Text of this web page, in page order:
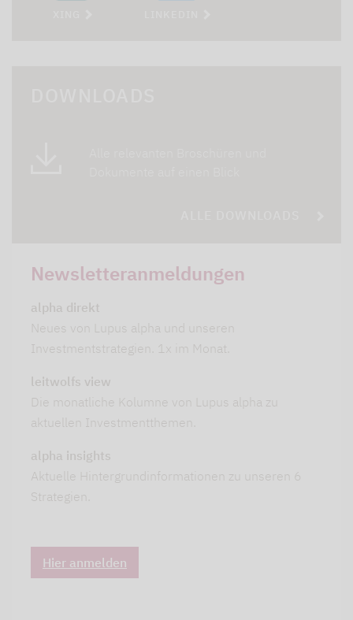
Newsletteranmeldungen
alpha direkt
Neues von Lupus alpha und unseren
Investmentstrategien. 1x im Monat.
leitwolfs view
Die monatliche Kolumne von Lupus alpha zu
aktuellen Investmentthemen.
alpha insights
Aktuelle Hintergrundinformationen zu unseren 6
Strategien.
Hier anmelden